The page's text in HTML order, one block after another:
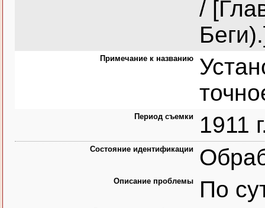
/
Примечание к названию
Период съемки 1911
Состояние идентификации
Описание проблемы По